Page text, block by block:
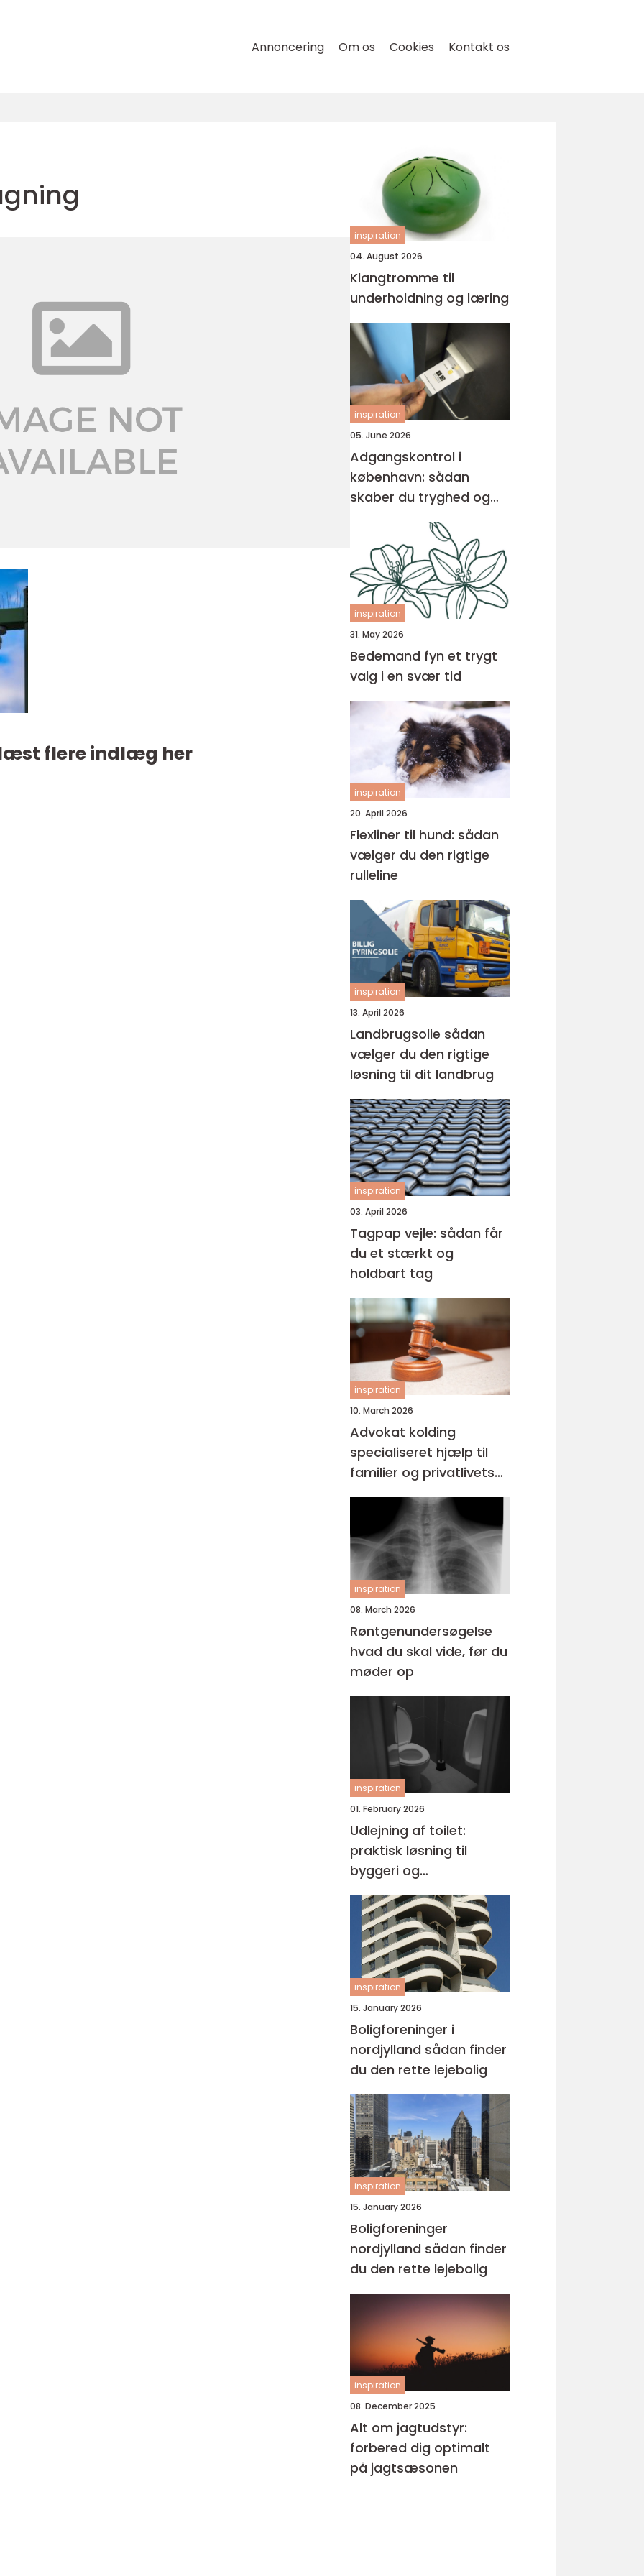
Annoncering Om os Cookies Kontakt os
flere indlæg her
inspiration
04. August 2026
Klangtromme til
underholdning og læring
inspiration
05. June 2026
Adgangskontrol i
københavn: sådan
skaber du tryghed og
inspiration
31. May 2026
Bedemand fyn et trygt
valg i en svær tid
inspiration
20. April 2026
Flexliner til hund: sådan
vælger du den rigtige
rulleline
inspiration
13. April 2026
Landbrugsolie sådan
vælger du den rigtige
løsning til dit landbrug
inspiration
03. April 2026
Tagpap vejle: sådan får
du et stærkt og
holdbart tag
inspiration
10. March 2026
Advokat kolding
specialiseret hjælp til
familier og privatlivets
jura
inspiration
08. March 2026
Røntgenundersøgelse
hvad du skal vide, før du
møder op
inspiration
01. February 2026
Udlejning af toilet:
praktisk løsning til
byggeri og
arrangementer
inspiration
15. January 2026
Boligforeninger i
nordjylland sådan finder
du den rette lejebolig
inspiration
15. January 2026
Boligforeninger
nordjylland sådan finder
du den rette lejebolig
inspiration
08. December 2025
Alt om jagtudstyr:
forbered dig optimalt
på jagtsæsonen